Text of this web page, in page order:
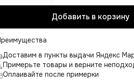
Добавить в корзину
Доставим в пункты выдачи Яндекс
Примерьте товары и верните
Оплаивайте после примерки